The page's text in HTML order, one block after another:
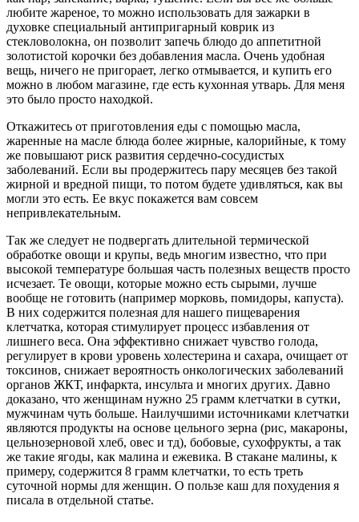
любите жареное, то можно использовать для зажарки в
духовке специальный антипригарный коврик из
стекловолокна, он позволит запечь блюдо до аппетитной
золотистой корочки без добавления масла. Очень удобная
вещь, ничего не пригорает, легко отмывается, и купить его
можно в любом магазине, где есть кухонная утварь. Для меня
это было просто находкой.
Откажитесь от приготовления еды с помощью масла,
жаренные на масле блюда более жирные, калорийные, к тому
же повышают риск развития сердечно-сосудистых
заболеваний. Если вы продержитесь пару месяцев без такой
жирной и вредной пищи, то потом будете удивляться, как вы
могли это есть. Ее вкус покажется вам совсем
непривлекательным.
Так же следует не подвергать длительной термической
обработке овощи и крупы, ведь многим известно, что при
высокой температуре большая часть полезных веществ просто
исчезает. Те овощи, которые можно есть сырыми, лучше
вообще не готовить (например морковь, помидоры, капуста).
В них содержится полезная для нашего пищеварения
клетчатка, которая стимулирует процесс избавления от
лишнего веса. Она эффективно снижает чувство голода,
регулирует в крови уровень холестерина и сахара, очищает от
токсинов, снижает вероятность онкологических заболеваний
органов ЖКТ, инфаркта, инсульта и многих других. Давно
доказано, что женщинам нужно 25 грамм клетчатки в сутки,
мужчинам чуть больше. Наилучшими источниками клетчатки
являются продукты на основе цельного зерна (рис, макароны,
цельнозерновой хлеб, овес и тд), бобовые, сухофрукты, а так
же такие ягоды, как малина и ежевика. В стакане малины, к
примеру, содержится 8 грамм клетчатки, то есть треть
суточной нормы для женщин. О пользе каш для похудения я
писала в отдельной статье.